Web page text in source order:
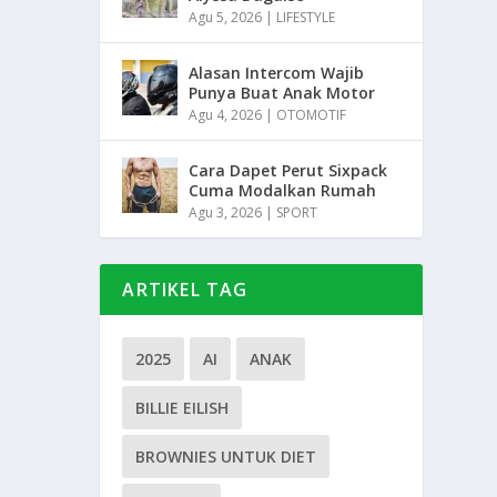
Agu 5, 2026 | LIFESTYLE
Alasan Intercom Wajib
Punya Buat Anak Motor
Agu 4, 2026 | OTOMOTIF
Cara Dapet Perut Sixpack
Cuma Modalkan Rumah
Agu 3, 2026 | SPORT
ARTIKEL TAG
2025 AI ANAK
BILLIE EILISH
BROWNIES UNTUK DIET